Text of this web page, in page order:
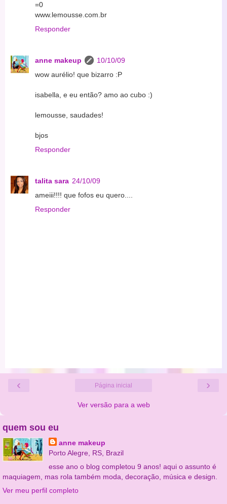
=0
www.lemousse.com.br
Responder
anne makeup
10/10/09
wow aurélio! que bizarro :P
isabella, e eu então? amo ao cubo :)
lemousse, saudades!
bjos
Responder
talita sara 24/10/09
ameiii!!!! que fofos eu quero....
Responder
‹ ›
Página inicial
Ver versão para a web
quem sou eu
anne makeup
Porto Alegre, RS, Brazil
esse ano o blog completou 9 anos! aqui o assunto é
maquiagem, mas rola também moda, decoração, música e design.
Ver meu perfil completo